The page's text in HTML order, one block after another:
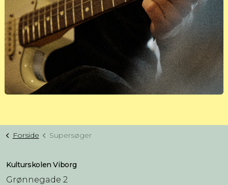
Forside Supersøger
Kulturskolen Viborg
Grønnegade 2